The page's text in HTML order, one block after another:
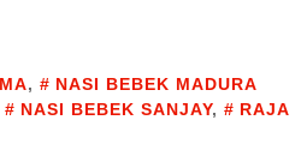
,
NASI BEBEK MADURA
NASI BEBEK SANJAY,
RAJA